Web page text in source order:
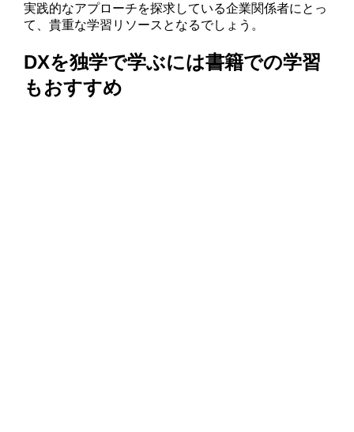
実践的なアプローチを探求している企業関係者にとっ
て、貴重な学習リソースとなるでしょう。
DXを独学で学ぶには書籍での学習
もおすすめ